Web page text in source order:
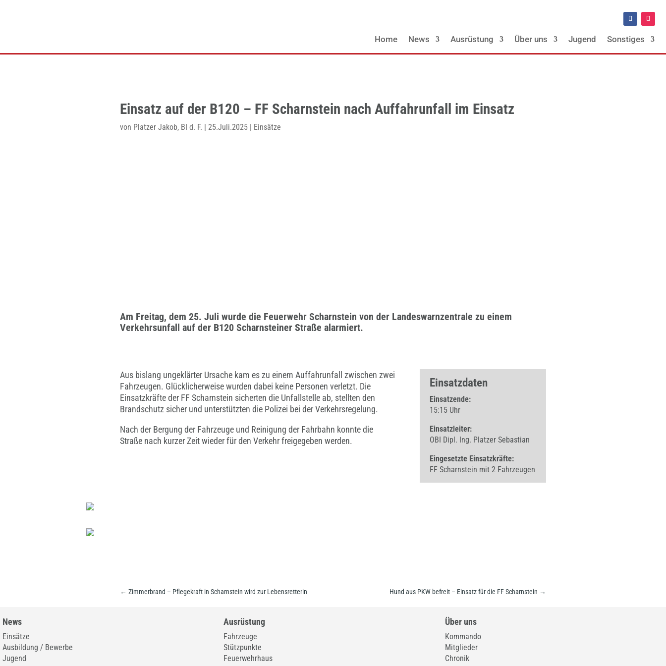
Home News Ausrüstung Über uns Jugend Sonstiges
Einsatz auf der B120 – FF Scharnstein nach Auffahrunfall im Einsatz
von Platzer Jakob, BI d. F. | 25.Juli.2025| Einsätze
Am Freitag, dem 25. Juli wurde die Feuerwehr Scharnstein von der Landeswarnzentrale zu einem
Verkehrsunfall auf der B120 Scharnsteiner Straße alarmiert.
Aus bislang ungeklärter Ursache kam es zu einem Auffahrunfall zwischen zwei
Fahrzeugen. Glücklicherweise wurden dabei keine Personen verletzt. Die
Einsatzkräfte der FF Scharnstein sicherten die Unfallstelle ab, stellten den
Brandschutz sicher und unterstützten die Polizei bei der Verkehrsregelung.
Nach der Bergung der Fahrzeuge und Reinigung der Fahrbahn konnte die
Straße nach kurzer Zeit wieder für den Verkehr freigegeben werden.
Einsatzdaten
Einsatzende:
15:15 Uhr
Einsatzleiter:
OBI Dipl. Ing. Platzer Sebastian
Eingesetzte Einsatzkräfte:
FF Scharnstein mit 2 Fahrzeugen
← Zimmerbrand – Pflegekraft in Scharnstein wird zur Lebensretterin Hund aus PKW befreit – Einsatz für die FF Scharnstein →
News
Einsätze
Ausbildung / Bewerbe
Jugend
Ausrüstung
Fahrzeuge
Stützpunkte
Feuerwehrhaus
Über uns
Kommando
Mitglieder
Chronik